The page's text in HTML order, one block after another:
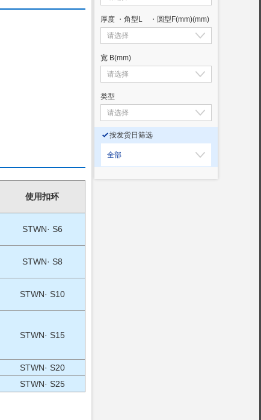
使用扣环
STWN· S6
STWN· S8
STWN· S10
STWN· S15
STWN· S20
STWN· S25
厚度 ・角型L ・圆型F(mm)(mm)
宽 B(mm)
类型
按发货日筛选
全部